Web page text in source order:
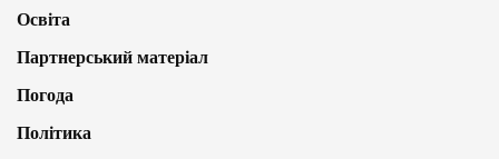
Освіта
Партнерський матеріал
Погода
Політика